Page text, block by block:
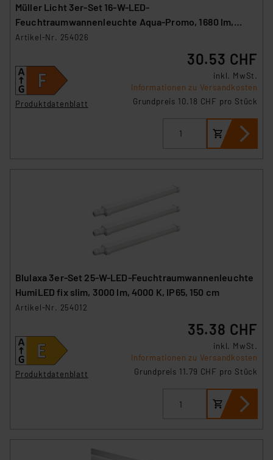
Müller Licht 3er-Set 16-W-LED-
Feuchtraumwannenleuchte Aqua-Promo, 1680 lm,
4000 K, IP65, 120 cm
Artikel-Nr. 254026
Produktdatenblatt
30.53 CHF
inkl. MwSt.
Informationen zu Versandkosten
Grundpreis 10.18 CHF pro Stück
Blulaxa 3er-Set 25-W-LED-Feuchtraumwannenleuchte
HumiLED fix slim, 3000 lm, 4000 K, IP65, 150 cm
Artikel-Nr. 254012
Produktdatenblatt
35.38 CHF
inkl. MwSt.
Informationen zu Versandkosten
Grundpreis 11.79 CHF pro Stück